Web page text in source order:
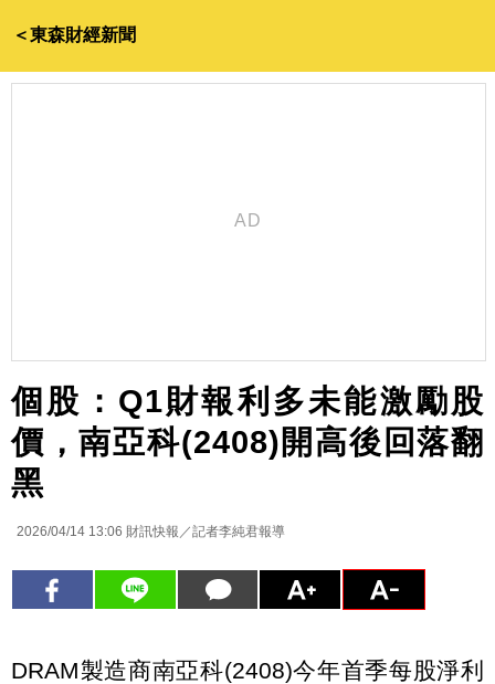
＜東森財經新聞
個股：Q1財報利多未能激勵股
價，南亞科(2408)開高後回落翻
黑
2026/04/14 13:06 財訊快報／記者李純君報導
DRAM製造商南亞科(2408)今年首季每股淨利